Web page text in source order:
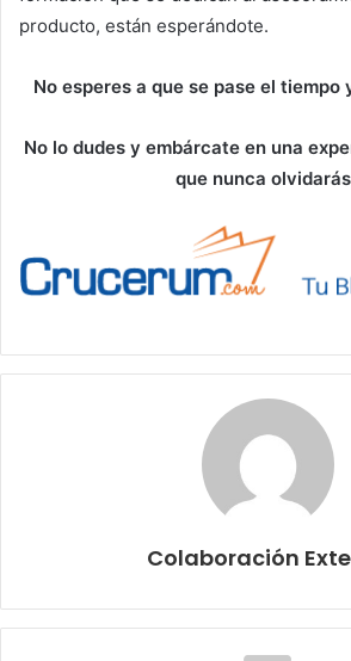
producto, están esperándote.
No esperes a que se pase el tiempo
No lo dudes y embárcate en una
que nunca
Colaboración